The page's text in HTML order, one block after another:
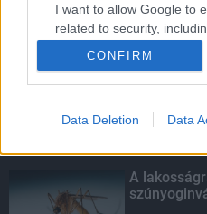
I want to allow Google to
related to security,
CONFIRM
Data Deletion Data
KIEMELT
Egyetem
A